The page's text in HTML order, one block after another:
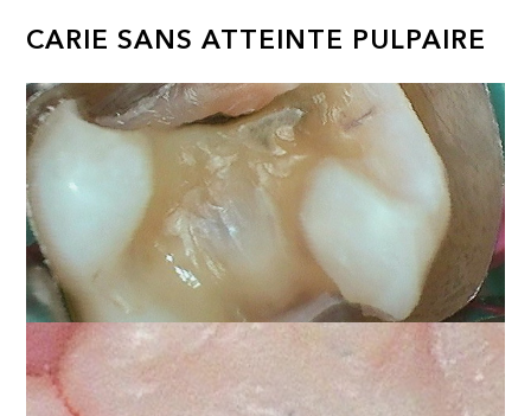
CARIE SANS ATTEINTE PULPAIRE